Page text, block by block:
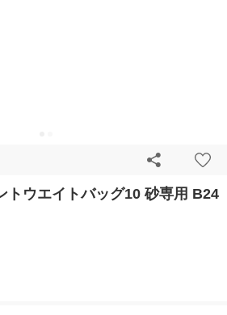
トウエイトバッグ10 砂専用 B24